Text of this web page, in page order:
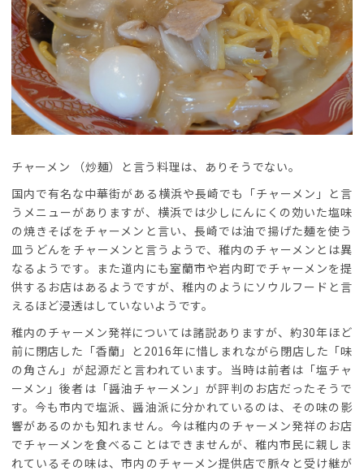
チャーメン （炒麺）と言う料理は、ありそうでない。
国内で有名な中華街がある横浜や長崎でも「チャーメン」と言
うメニューがありますが、横浜では少しにんにくの効いた塩味
の焼きそばをチャーメンと言い、長崎では油で揚げた麺を使う
皿うどんをチャーメンと言うようで、稚内のチャーメンとは異
なるようです。また道内にも室蘭市や岩内町でチャーメンを提
供するお店はあるようですが、稚内のようにソウルフードと言
えるほど浸透はしていないようです。
稚内のチャーメン発祥については諸説ありますが、約30年ほど
前に閉店した「香蘭」と2016年に惜しまれながら閉店した「味
の角さん」が起源だと言われています。当時は前者は「塩チャ
ーメン」後者は「醤油チャーメン」が評判のお店だったそうで
す。今も市内で塩派、醤油派に分かれているのは、その味の影
響があるのかも知れません。今は稚内のチャーメン発祥のお店
でチャーメンを食べることはできませんが、稚内市民に親しま
れているその味は、市内のチャーメン提供店で脈々と受け継が